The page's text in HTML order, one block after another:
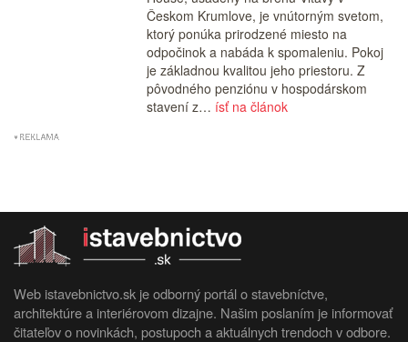
Českom Krumlove, je vnútorným svetom,
ktorý ponúka prirodzené miesto na
odpočinok a nabáda k spomaleniu. Pokoj
je základnou kvalitou jeho priestoru. Z
pôvodného penziónu v hospodárskom
stavení z… ísť na článok
Web istavebnictvo.sk je odborný portál o stavebníctve,
architektúre a interiérovom dizajne. Našim poslaním je informovať
čitateľov o novinkách, postupoch a aktuálnych trendoch v odbore.